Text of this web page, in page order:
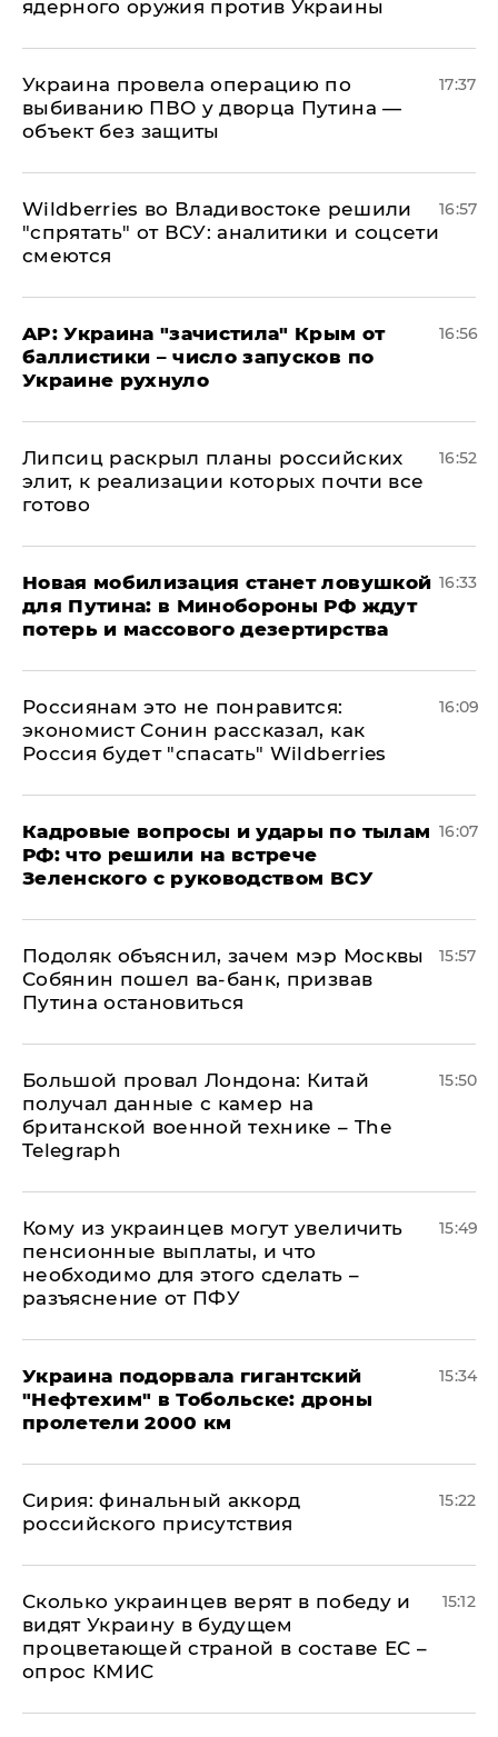
ядерного оружия против Украины
Украина провела операцию по
выбиванию ПВО у дворца Путина —
объект без защиты
17:37
Wildberries во Владивостоке решили
"спрятать" от ВСУ: аналитики и соцсети
смеются
16:57
AP: Украина "зачистила" Крым от
баллистики – число запусков по
Украине рухнуло
16:56
Липсиц раскрыл планы российских
элит, к реализации которых почти все
готово
16:52
​Новая мобилизация станет ловушкой
для Путина: в Минобороны РФ ждут
потерь и массового дезертирства
16:33
Россиянам это не понравится:
экономист Сонин рассказал, как
Россия будет "спасать" Wildberries
16:09
Кадровые вопросы и удары по тылам
РФ: что решили на встрече
Зеленского с руководством ВСУ
16:07
Подоляк объяснил, зачем мэр Москвы
Собянин пошел ва-банк, призвав
Путина остановиться
15:57
Большой провал Лондона: Китай
получал данные с камер на
британской военной технике – The
Telegraph
15:50
Кому из украинцев могут увеличить
пенсионные выплаты, и что
необходимо для этого сделать –
разъяснение от ПФУ
15:49
Украина подорвала гигантский
"Нефтехим" в Тобольске: дроны
пролетели 2000 км
15:34
​Сирия: финальный аккорд
российского присутствия
15:22
Сколько украинцев верят в победу и
видят Украину в будущем
процветающей страной в составе ЕС –
опрос КМИС
15:12